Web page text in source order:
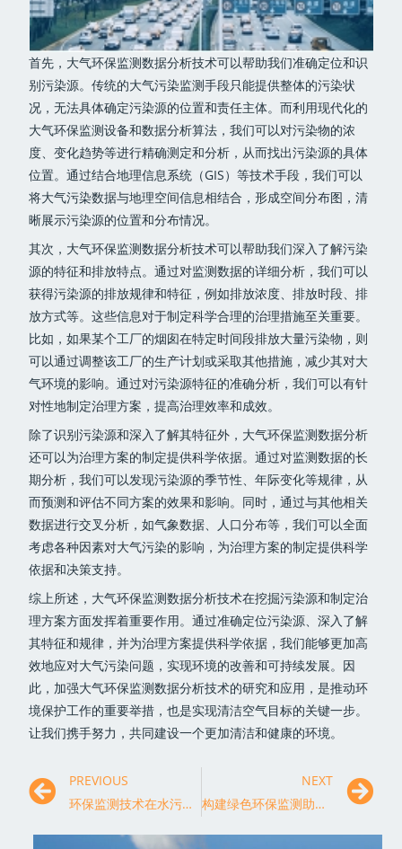
首先，大气环保监测数据分析技术可以帮助我们准确定位和识
别污染源。传统的大气污染监测手段只能提供整体的污染状
况，无法具体确定污染源的位置和责任主体。而利用现代化的
大气环保监测设备和数据分析算法，我们可以对污染物的浓
度、变化趋势等进行精确测定和分析，从而找出污染源的具体
位置。通过结合地理信息系统（GIS）等技术手段，我们可以
将大气污染数据与地理空间信息相结合，形成空间分布图，清
晰展示污染源的位置和分布情况。
其次，大气环保监测数据分析技术可以帮助我们深入了解污染
源的特征和排放特点。通过对监测数据的详细分析，我们可以
获得污染源的排放规律和特征，例如排放浓度、排放时段、排
放方式等。这些信息对于制定科学合理的治理措施至关重要。
比如，如果某个工厂的烟囱在特定时间段排放大量污染物，则
可以通过调整该工厂的生产计划或采取其他措施，减少其对大
气环境的影响。通过对污染源特征的准确分析，我们可以有针
对性地制定治理方案，提高治理效率和成效。
除了识别污染源和深入了解其特征外，大气环保监测数据分析
还可以为治理方案的制定提供科学依据。通过对监测数据的长
期分析，我们可以发现污染源的季节性、年际变化等规律，从
而预测和评估不同方案的效果和影响。同时，通过与其他相关
数据进行交叉分析，如气象数据、人口分布等，我们可以全面
考虑各种因素对大气污染的影响，为治理方案的制定提供科学
依据和决策支持。
综上所述，大气环保监测数据分析技术在挖掘污染源和制定治
理方案方面发挥着重要作用。通过准确定位污染源、深入了解
其特征和规律，并为治理方案提供科学依据，我们能够更加高
效地应对大气污染问题，实现环境的改善和可持续发展。因
此，加强大气环保监测数据分析技术的研究和应用，是推动环
境保护工作的重要举措，也是实现清洁空气目标的关键一步。
让我们携手努力，共同建设一个更加清洁和健康的环境。
PREVIOUS
环保监测技术在水污染治理中的应用
NEXT
构建绿色环保监测助力实现可持续发展